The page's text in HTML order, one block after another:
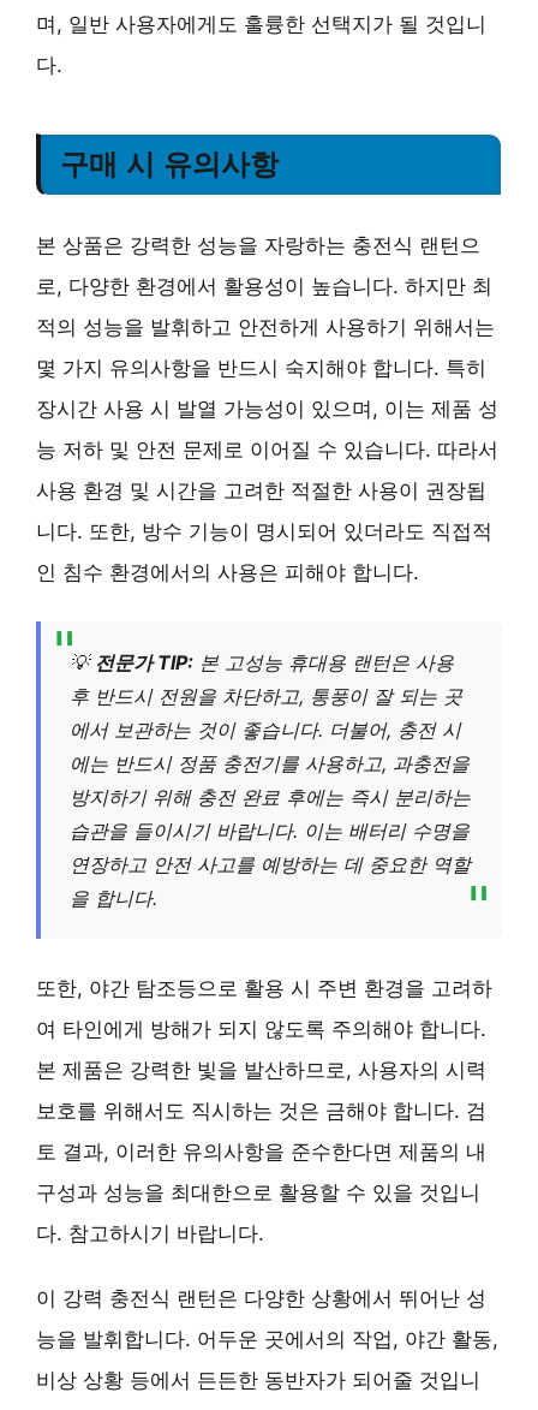
며, 일반 사용자에게도 훌륭한 선택지가 될 것입니
다.
구매 시 유의사항
본 상품은 강력한 성능을 자랑하는 충전식 랜턴으
로, 다양한 환경에서 활용성이 높습니다. 하지만 최
적의 성능을 발휘하고 안전하게 사용하기 위해서는
몇 가지 유의사항을 반드시 숙지해야 합니다. 특히
장시간 사용 시 발열 가능성이 있으며, 이는 제품 성
능 저하 및 안전 문제로 이어질 수 있습니다. 따라서
사용 환경 및 시간을 고려한 적절한 사용이 권장됩
니다. 또한, 방수 기능이 명시되어 있더라도 직접적
인 침수 환경에서의 사용은 피해야 합니다.
💡 전문가 TIP: 본 고성능 휴대용 랜턴은 사용
후 반드시 전원을 차단하고, 통풍이 잘 되는 곳
에서 보관하는 것이 좋습니다. 더불어, 충전 시
에는 반드시 정품 충전기를 사용하고, 과충전을
방지하기 위해 충전 완료 후에는 즉시 분리하는
습관을 들이시기 바랍니다. 이는 배터리 수명을
연장하고 안전 사고를 예방하는 데 중요한 역할
을 합니다.
또한, 야간 탐조등으로 활용 시 주변 환경을 고려하
여 타인에게 방해가 되지 않도록 주의해야 합니다.
본 제품은 강력한 빛을 발산하므로, 사용자의 시력
보호를 위해서도 직시하는 것은 금해야 합니다. 검
토 결과, 이러한 유의사항을 준수한다면 제품의 내
구성과 성능을 최대한으로 활용할 수 있을 것입니
다. 참고하시기 바랍니다.
이 강력 충전식 랜턴은 다양한 상황에서 뛰어난 성
능을 발휘합니다. 어두운 곳에서의 작업, 야간 활동,
비상 상황 등에서 든든한 동반자가 되어줄 것입니